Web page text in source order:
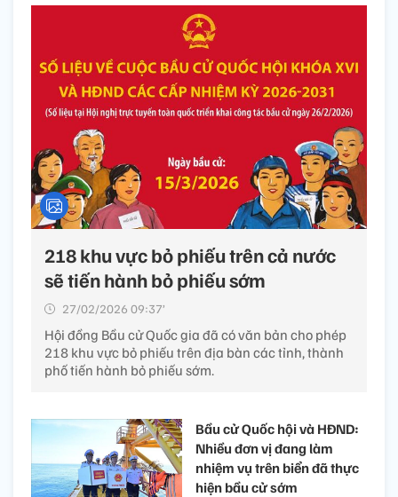
218 khu vực bỏ phiếu trên cả nước
sẽ tiến hành bỏ phiếu sớm
27/02/2026 09:37’
Hội đồng Bầu cử Quốc gia đã có văn bản cho phép
218 khu vực bỏ phiếu trên địa bàn các tỉnh, thành
phố tiến hành bỏ phiếu sớm.
Bầu cử Quốc hội và HĐND:
Nhiều đơn vị đang làm
nhiệm vụ trên biển đã thực
hiện bầu cử sớm